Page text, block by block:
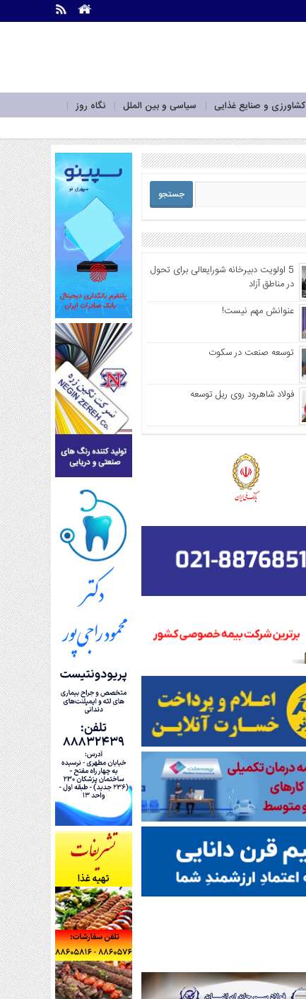
کشاورزی و صنایع غذایی سیاسی و بین الملل
نگاه روز
5 اولویت دبیرخانه شورایعالی برای تحول
در مناطق آزاد
عنوانش مهم نیست!
توسعه صنعت در سکوت
فولاد شاهرود روی ریل توسعه